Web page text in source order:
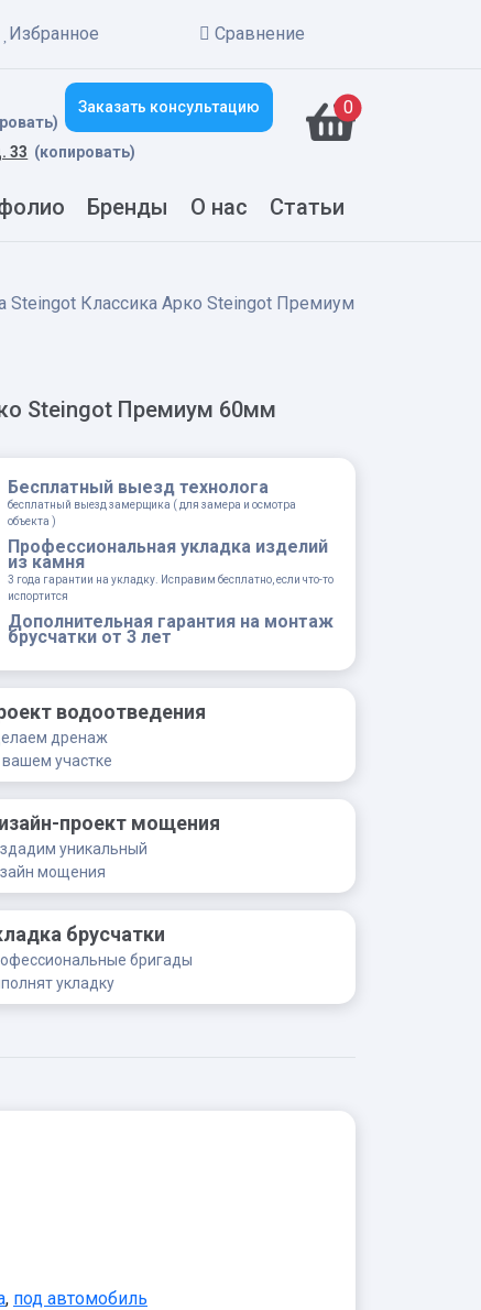
Избранное Сравнение
Заказать консультацию
33 (копировать)
0New alerts
Бренды О нас Статьи
Steingot Классика Арко Steingot Премиум
Steingot Премиум 60мм
Бесплатный выезд технолога
бесплатный выезд замерщика ( для замера и осмотра
объекта )
Профессиональная укладка изделий
из камня
3 года гарантии на укладку. Исправим бесплатно, если что-то
испортится
Дополнительная гарантия на монтаж
брусчатки от 3 лет
водоотведения
дренаж
участке
проект мощения
уникальный
мощения
брусчатки
бригады
укладку
, под автомобиль